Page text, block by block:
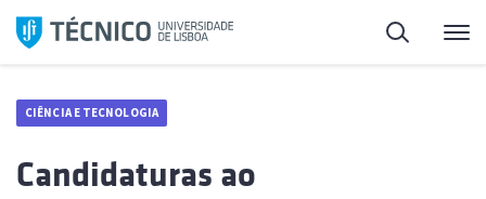
Saltar
para
Pesquisa
CIÊNCIA E TECNOLOGIA
Candidaturas ao